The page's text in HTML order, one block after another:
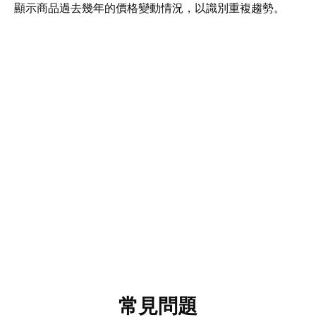
顯示商品過去幾年的價格變動情況，以識別重複趨勢。
常見問題